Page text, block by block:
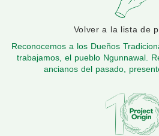
Volver a la lista de
Reconocemos a los Dueños
trabajamos, el pueblo Ngunnawal.
ancianos del pasado,